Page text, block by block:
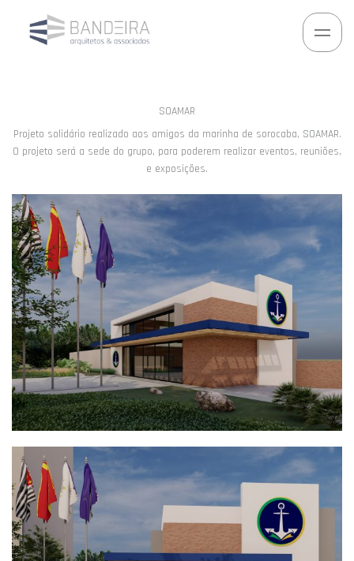
SOAMAR
Projeto solidário realizado aos amigos da marinha de sorocaba, SOAMAR.
O projeto será a sede do grupo, para poderem realizar eventos, reuniões,
e exposições.